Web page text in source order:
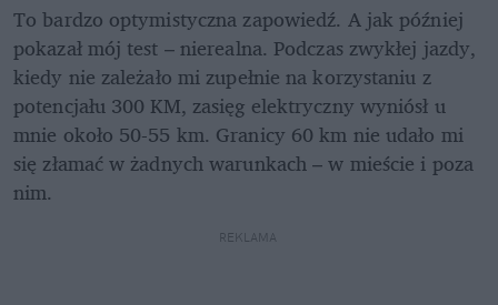
To bardzo optymistyczna zapowiedź. A jak później
pokazał mój test – nierealna. Podczas zwykłej jazdy,
kiedy nie zależało mi zupełnie na korzystaniu z
potencjału 300 KM, zasięg elektryczny wyniósł u
mnie około 50-55 km. Granicy 60 km nie udało mi
się złamać w żadnych warunkach – w mieście i poza
nim.
REKLAMA